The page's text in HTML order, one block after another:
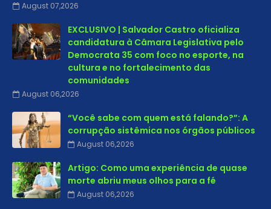
August 07,2026
EXCLUSIVO | Salvador Castro oficializa
candidatura à Câmara Legislativa pelo
Democrata 35 com foco no esporte, na
cultura e no fortalecimento das
comunidades
August 06,2026
“Você sabe com quem está falando?”: A
corrupção sistêmica nos órgãos públicos
August 06,2026
Artigo: Como uma experiência de quase
morte abriu meus olhos para a fé
August 06,2026